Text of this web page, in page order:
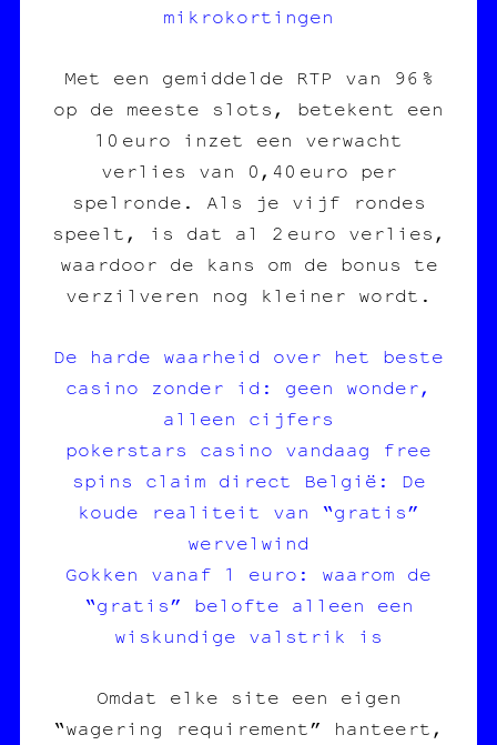
mikrokortingen
Met een gemiddelde RTP van 96 %
op de meeste slots, betekent een
10 euro inzet een verwacht
verlies van 0,40 euro per
spelronde. Als je vijf rondes
speelt, is dat al 2 euro verlies,
waardoor de kans om de bonus te
verzilveren nog kleiner wordt.
De harde waarheid over het beste
casino zonder id: geen wonder,
alleen cijfers
pokerstars casino vandaag free
spins claim direct België: De
koude realiteit van “gratis”
wervelwind
Gokken vanaf 1 euro: waarom de
“gratis” belofte alleen een
wiskundige valstrik is
Omdat elke site een eigen
“wagering requirement” hanteert,